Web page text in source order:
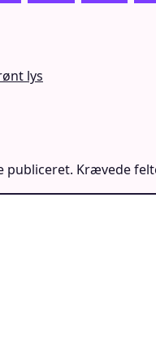
lys
publiceret. Krævede